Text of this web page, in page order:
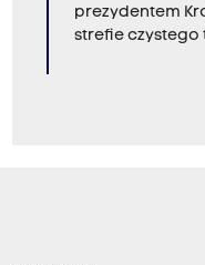
prezydentem
strefie czystego